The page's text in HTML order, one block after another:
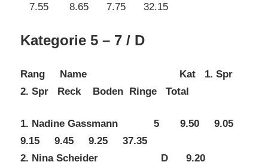
7.55 8.65 7.75 32.15
Kategorie 5 – 7 / D
Rang Name Kat 1. Spr
2. Spr Reck Boden Ringe Total
1. Nadine Gassmann 5 9.50 9.05
9.15 9.45 9.25 37.35
2. Nina Scheider D 9.20